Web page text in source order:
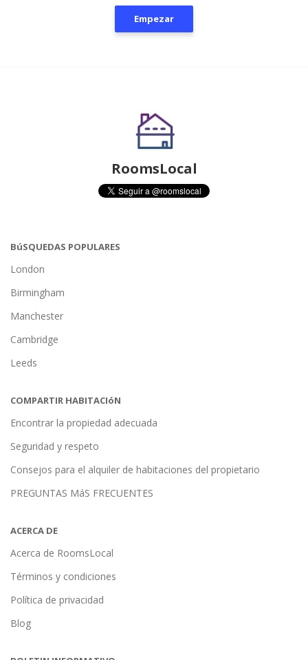
Empezar
RoomsLocal
BúSQUEDAS POPULARES
London
Birmingham
Manchester
Cambridge
Leeds
COMPARTIR HABITACIóN
Encontrar la propiedad adecuada
Seguridad y respeto
Consejos para el alquiler de habitaciones del propietario
PREGUNTAS MáS FRECUENTES
ACERCA DE
Acerca de RoomsLocal
Términos y condiciones
Política de privacidad
Blog